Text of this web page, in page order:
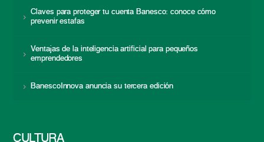
Claves para proteger tu cuenta Banesco: conoce cómo
prevenir estafas
Ventajas de la inteligencia artificial para pequeños
emprendedores
BanescoInnova anuncia su tercera edición
CULTURA